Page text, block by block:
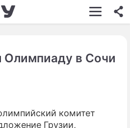
ШОУ-БИЗНЕС
КИНО
ЭКОНОМИКА
в Сочи
комитет
Грузии,